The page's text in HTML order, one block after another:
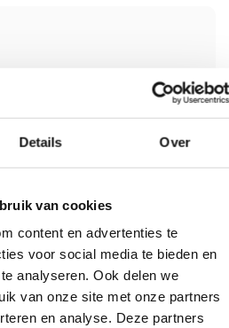
Details Over
van cookies
content en advertenties te
voor social media te bieden en
analyseren. Ook delen we
van onze site met onze partners
en analyse. Deze partners
Contactformulier